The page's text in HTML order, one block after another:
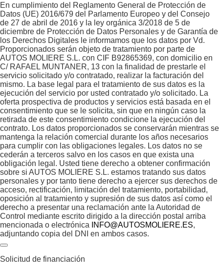
En cumplimiento del Reglamento General de Protección de
Datos (UE) 2016/679 del Parlamento Europeo y del Consejo
de 27 de abril de 2016 y la ley orgánica 3/2018 de 5 de
diciembre de Protección de Datos Personales y de Garantía de
los Derechos Digitales le informamos que los datos por Vd.
Proporcionados serán objeto de tratamiento por parte de
AUTOS MOLIERE S.L. con CIF B92865369, con domicilio en
C/ RAFAEL MUNTANER, 13 con la finalidad de prestarle el
servicio solicitado y/o contratado, realizar la facturación del
mismo. La base legal para el tratamiento de sus datos es la
ejecución del servicio por usted contratado y/o solicitado. La
oferta prospectiva de productos y servicios está basada en el
consentimiento que se le solicita, sin que en ningún caso la
retirada de este consentimiento condicione la ejecución del
contrato. Los datos proporcionados se conservarán mientras se
mantenga la relación comercial durante los años necesarios
para cumplir con las obligaciones legales. Los datos no se
cederán a terceros salvo en los casos en que exista una
obligación legal. Usted tiene derecho a obtener confirmación
sobre si AUTOS MOLIERE S.L. estamos tratando sus datos
personales y por tanto tiene derecho a ejercer sus derechos de
acceso, rectificación, limitación del tratamiento, portabilidad,
oposición al tratamiento y supresión de sus datos así como el
derecho a presentar una reclamación ante la Autoridad de
Control mediante escrito dirigido a la dirección postal arriba
mencionada o electrónica
INFO@AUTOSMOLIERE.ES,
adjuntando copia del DNI en ambos casos.
Solicitud de financiación